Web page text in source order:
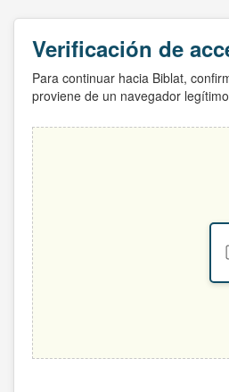
Verificación de
Para continuar hacia Biblat,
proviene de un navegador